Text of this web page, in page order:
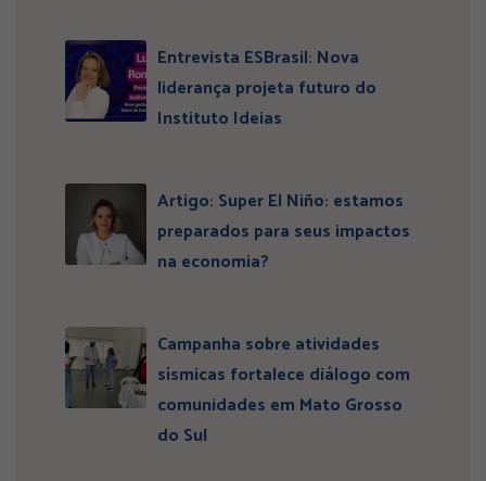
Entrevista ESBrasil: Nova
liderança projeta futuro do
Instituto Ideias
Artigo: Super El Niño: estamos
preparados para seus impactos
na economia?
Campanha sobre atividades
sísmicas fortalece diálogo com
comunidades em Mato Grosso
do Sul